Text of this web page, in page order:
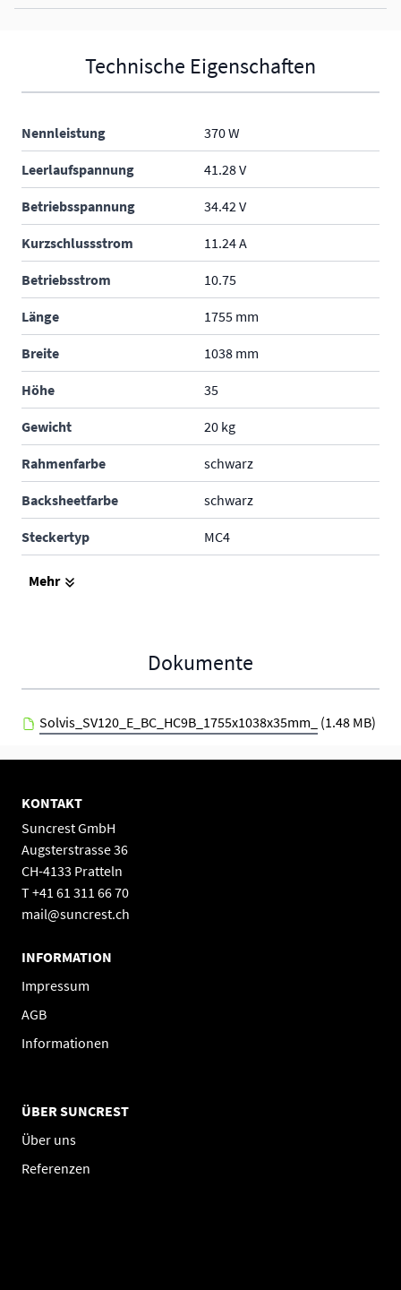
Technische Eigenschaften
Nennleistung 370 W
Leerlaufspannung 41.28 V
Betriebsspannung 34.42 V
Kurzschlussstrom 11.24 A
Betriebsstrom 10.75
Länge 1755 mm
Breite 1038 mm
Höhe 35
Gewicht 20 kg
Rahmenfarbe schwarz
Backsheetfarbe schwarz
Steckertyp MC4
Produktgarantie
Mehr
Dokumente
Solvis_SV120_E_BC_HC9B_1755x1038x35mm_ (1.48 MB)
KONTAKT
Suncrest GmbH
Augsterstrasse 36
CH-4133 Pratteln
T +41 61 311 66 70
mail@suncrest.ch
INFORMATION
Impressum
AGB
Informationen
ÜBER SUNCREST
Über uns
Referenzen